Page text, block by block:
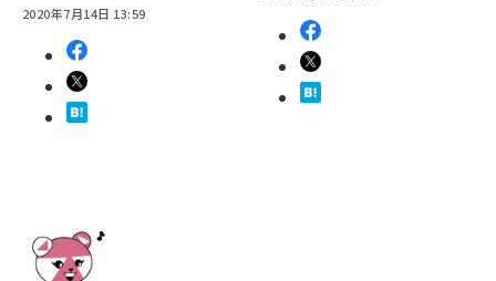
2020年7月14日 13:59